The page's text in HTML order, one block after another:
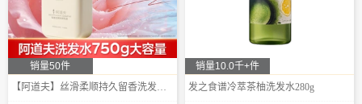
销量50件
【阿道夫】丝滑柔顺持久留香洗发水750g
销量10.0千+件
发之食谱冷萃茶柚洗发水280g